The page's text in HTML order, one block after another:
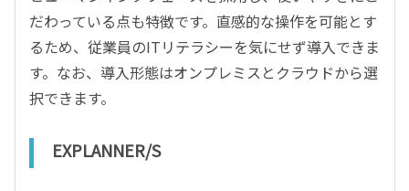
だわっている点も特徴です。直感的な操作を可能とす
るため、従業員のITリテラシーを気にせず導入できま
す。なお、導入形態はオンプレミスとクラウドから選
択できます。
EXPLANNER/S